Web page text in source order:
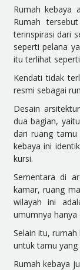
Rumah kebaya
Rumah
terinspirasi dari
seperti pelana
itu terlihat
Kendati tidak
resmi sebagai
Desain
dua bagian,
dari ruang
kebaya ini
kursi.
Sementara di
kamar, ruang
wilayah ini
umumnya hanya
Selain itu,
untuk tamu yang
Rumah kebaya